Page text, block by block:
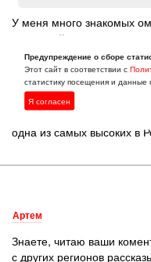
У меня много знакомых
и полицейские, и
в ХМ неплохо, а уж
омичи устраиваются
численности населения)
там было плохо, то
семьи, рожали детей?
одна из самых высоких в
Артем
Знаете, читаю ваши
с других регионов
Предупреждение о сборе
Этот сайт в соответствии с
статистику посещения и данные
Я согласен